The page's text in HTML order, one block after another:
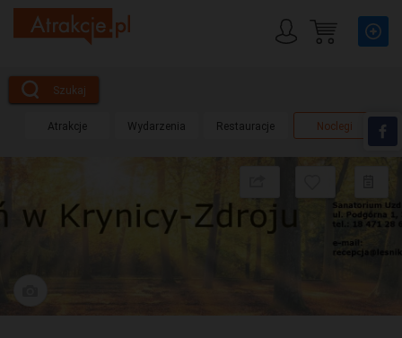
Szukaj
Atrakcje Wydarzenia Restauracje Noclegi
do